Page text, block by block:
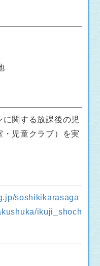
関する放課後の児
児童クラブ）を実
soshikikarasaga
ikuji_shoch